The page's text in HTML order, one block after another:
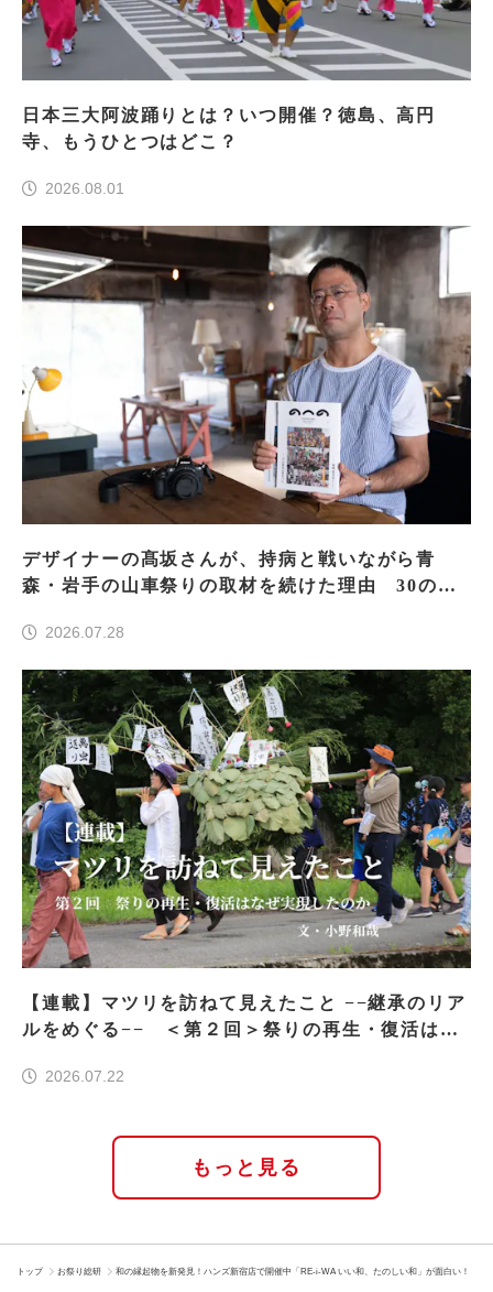
日本三大阿波踊りとは？いつ開催？徳島、高円
寺、もうひとつはどこ？
2026.08.01
デザイナーの髙坂さんが、持病と戦いながら青
森・岩手の山車祭りの取材を続けた理由 30の山
2026.07.28
【連載】マツリを訪ねて見えたこと −−継承のリア
ルをめぐる−− ＜第２回＞祭りの再生・復活はな
2026.07.22
もっと見る
トップ お祭り総研 和の縁起物を新発見！ハンズ新宿店で開催中「RE-i-WA いい和、たのしい和」が面白い！